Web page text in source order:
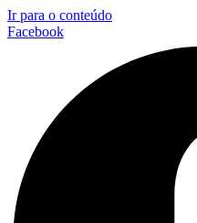
Ir para o conteúdo
Facebook